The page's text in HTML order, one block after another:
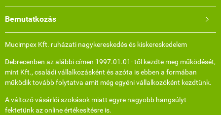
Bemutatkozás 
Mucimpex Kft. ruházati nagykereskedés és kiskereskedelem
Debrecenben az alábbi címen 1997.01.01- től kezdte meg működését,
mint Kft., családi vállalkozásként és azóta is ebben a formában
működik tovább folytatva amit még egyéni vállalkozóként kezdtünk.
A változó vásárlói szokások miatt egyre nagyobb hangsúlyt
fektetünk az online értékesítésre is.